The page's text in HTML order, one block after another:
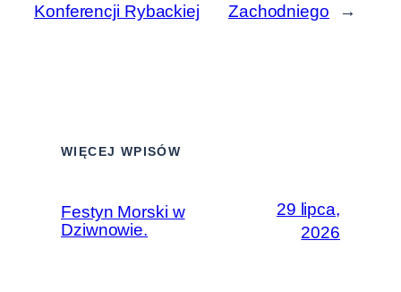
Konferencji Rybackiej
Zachodniego
→
WIĘCEJ WPISÓW
Festyn Morski w
Dziwnowie.
29 lipca,
2026